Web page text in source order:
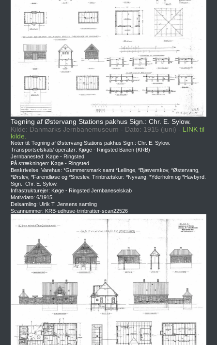
Tegning af Østervang Stations pakhus Sign.: Chr. E. Sylow.
Kilde: Danmarks Jernbanemuseum - Dato: 1915 (juni) - LINK til
kilde.
Noter til: Tegning af Østervang Stations pakhus Sign.: Chr. E. Sylow.
Transportselskab/ operatør: Kjøge - Ringsted Banen (KRB)
Jernbanested: Køge - Ringsted
På strækningen: Køge - Ringsted
Beskrivelse: Varehus: *Gummersmark samt *Lellinge, *Bjæverskov, *Østervang,
*Ørslev, *Farendløse og *Sneslev. Trinbrætskur: *Nyvang, *Yderholm og *Havbyrd.
Sign.: Chr. E. Sylow.
Infrastrukturejer: Køge - Ringsted Jernbaneselskab
Motivdato: 6/1915
Delsamling: Ulrik T. Jensens samling
Scannummer: KRB-udhuse-trinbratter-scan22526